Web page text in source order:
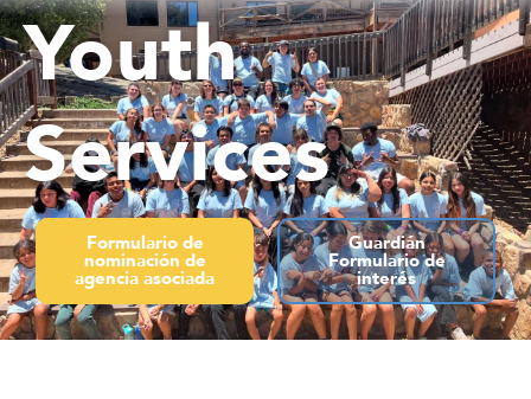
Youth
Services
Formulario de
nominación de
agencia asociada
Guardián
Formulario de
interés